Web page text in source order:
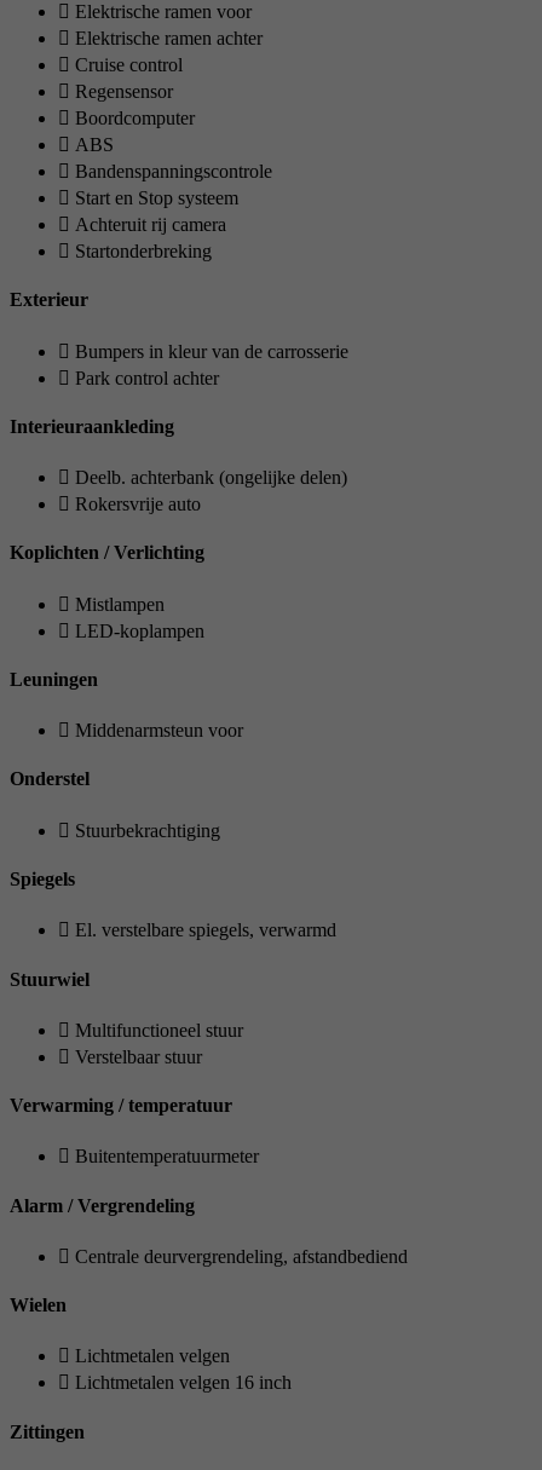
Elektrische ramen voor
Elektrische ramen achter
Cruise control
Regensensor
Boordcomputer
ABS
Bandenspanningscontrole
Start en Stop systeem
Achteruit rij camera
Startonderbreking
Exterieur
Bumpers in kleur van de carrosserie
Park control achter
Interieuraankleding
Deelb. achterbank (ongelijke delen)
Rokersvrije auto
Koplichten / Verlichting
Mistlampen
LED-koplampen
Leuningen
Middenarmsteun voor
Onderstel
Stuurbekrachtiging
Spiegels
El. verstelbare spiegels, verwarmd
Stuurwiel
Multifunctioneel stuur
Verstelbaar stuur
Verwarming / temperatuur
Buitentemperatuurmeter
Alarm / Vergrendeling
Centrale deurvergrendeling, afstandbediend
Wielen
Lichtmetalen velgen
Lichtmetalen velgen 16 inch
Zittingen